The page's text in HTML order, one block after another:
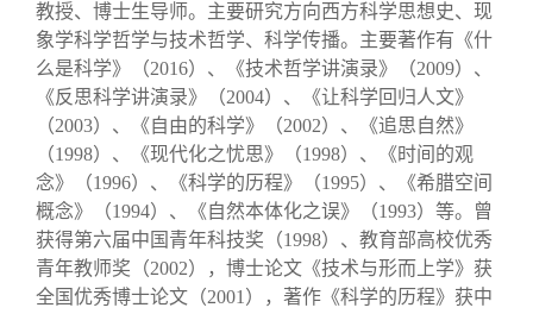
教授、博士生导师。主要研究方向西方科学思想史、现
象学科学哲学与技术哲学、科学传播。主要著作有《什
么是科学》（2016）、《技术哲学讲演录》（2009）、
《反思科学讲演录》（2004）、《让科学回归人文》
（2003）、《自由的科学》（2002）、《追思自然》
（1998）、《现代化之忧思》（1998）、《时间的观
念》（1996）、《科学的历程》（1995）、《希腊空间
概念》（1994）、《自然本体化之误》（1993）等。曾
获得第六届中国青年科技奖（1998）、教育部高校优秀
青年教师奖（2002），博士论文《技术与形而上学》获
全国优秀博士论文（2001），著作《科学的历程》获中